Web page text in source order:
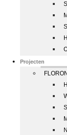
Projecten
FLORON